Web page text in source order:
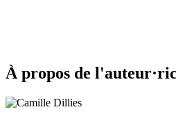
À propos de